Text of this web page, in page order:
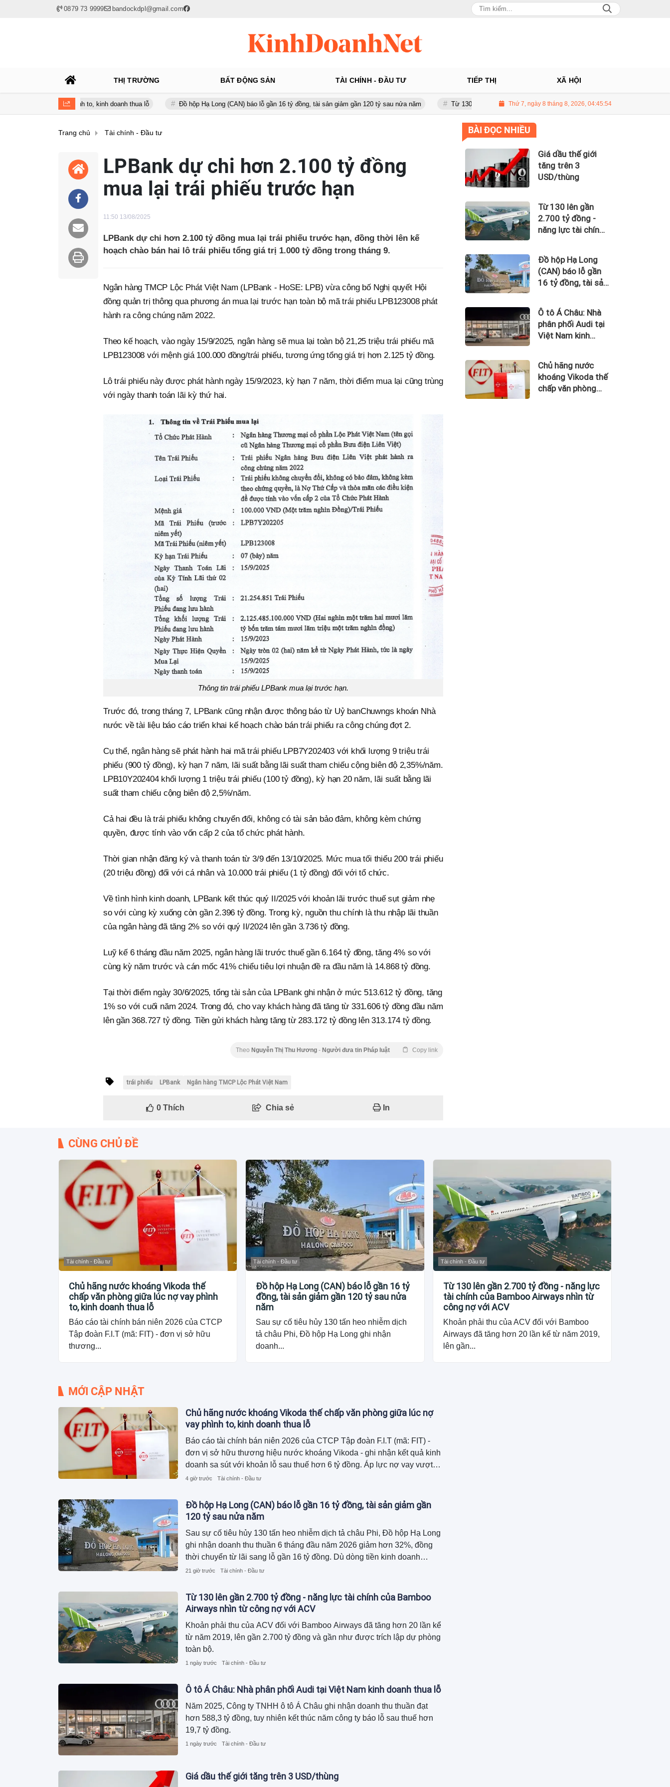
0879 73 9999 bandockdpl@gmail.com
THỊ TRƯỜNG BẤT ĐỘNG SẢN TÀI CHÍNH - ĐẦU TƯ TIẾP THỊ XÃ HỘI
nợ vay phình to, kinh doanh thua lỗ Đồ hộp Hạ Long (CAN) báo lỗ gần 16 tỷ đồng, tài sản giảm gần 120 tỷ sau nửa năm Từ 130 lên gần 2.700 tỷ đồng - năng lực tài chính của Bamboo Airways nhìn từ công nợ
Thứ 7, ngày 8 tháng 8, 2026, 04:45:55
Trang chủ Tài chính - Đầu tư
LPBank dự chi hơn 2.100 tỷ đồng
mua lại trái phiếu trước hạn
11:50 13/08/2025
LPBank dự chi hơn 2.100 tỷ đồng mua lại trái phiếu trước hạn, đồng thời lên kế
hoạch chào bán hai lô trái phiếu tổng giá trị 1.000 tỷ đồng trong tháng 9.
Ngân hàng TMCP Lộc Phát Việt Nam (LPBank - HoSE: LPB) vừa công bố Nghị quyết Hội
đồng quản trị thông qua phương án mua lại trước hạn toàn bộ mã trái phiếu LPB123008 phát
hành ra công chúng năm 2022.
Theo kế hoạch, vào ngày 15/9/2025, ngân hàng sẽ mua lại toàn bộ 21,25 triệu trái phiếu mã
LPB123008 với mệnh giá 100.000 đồng/trái phiếu, tương ứng tổng giá trị hơn 2.125 tỷ đồng.
Lô trái phiếu này được phát hành ngày 15/9/2023, kỳ hạn 7 năm, thời điểm mua lại cũng trùng
với ngày thanh toán lãi kỳ thứ hai.
Thông tin trái phiếu LPBank mua lại trước hạn.
Trước đó, trong tháng 7, LPBank cũng nhận được thông báo từ Uỷ banChuwngs khoán Nhà
nước về tài liệu báo cáo triển khai kế hoạch chào bán trái phiếu ra công chúng đợt 2.
Cụ thể, ngân hàng sẽ phát hành hai mã trái phiếu LPB7Y202403 với khối lượng 9 triệu trái
phiếu (900 tỷ đồng), kỳ hạn 7 năm, lãi suất bằng lãi suất tham chiếu cộng biên độ 2,35%/năm.
LPB10Y202404 khối lượng 1 triệu trái phiếu (100 tỷ đồng), kỳ hạn 20 năm, lãi suất bằng lãi
suất tham chiếu cộng biên độ 2,5%/năm.
Cả hai đều là trái phiếu không chuyển đổi, không có tài sản bảo đảm, không kèm chứng
quyền, được tính vào vốn cấp 2 của tổ chức phát hành.
Thời gian nhận đăng ký và thanh toán từ 3/9 đến 13/10/2025. Mức mua tối thiểu 200 trái phiếu
(20 triệu đồng) đối với cá nhân và 10.000 trái phiếu (1 tỷ đồng) đối với tổ chức.
Về tình hình kinh doanh, LPBank kết thúc quý II/2025 với khoản lãi trước thuế sụt giảm nhẹ
so với cùng kỳ xuống còn gần 2.396 tỷ đồng. Trong kỳ, nguồn thu chính là thu nhập lãi thuần
của ngân hàng đã tăng 2% so với quý II/2024 lên gần 3.736 tỷ đồng.
Luỹ kế 6 tháng đầu năm 2025, ngân hàng lãi trước thuế gần 6.164 tỷ đồng, tăng 4% so với
cùng kỳ năm trước và cán mốc 41% chiểu tiêu lợi nhuận đề ra đầu năm là 14.868 tỷ đồng.
Tại thời điểm ngày 30/6/2025, tổng tài sản của LPBank ghi nhận ở mức 513.612 tỷ đồng, tăng
1% so với cuối năm 2024. Trong đó, cho vay khách hàng đã tăng từ 331.606 tỷ đồng đầu năm
lên gần 368.727 tỷ đồng. Tiền gửi khách hàng tăng từ 283.172 tỷ đồng lên 313.174 tỷ đồng.
Theo Nguyễn Thị Thu Hương - Người đưa tin Pháp luật Copy link
trái phiếu LPBank Ngân hàng TMCP Lộc Phát Việt Nam
0Thích Chia sẻ In
BÀI ĐỌC NHIỀU
Giá dầu thế giới
tăng trên 3
USD/thùng
Từ 130 lên gần
2.700 tỷ đồng -
năng lực tài chính
Airways nhìn từ
công nợ với ACV
Đồ hộp Hạ Long
(CAN) báo lỗ gần
16 tỷ đồng, tài sản
sau nửa năm
Ô tô Á Châu: Nhà
phân phối Audi tại
Việt Nam kinh
Chủ hãng nước
khoáng Vikoda thế
chấp văn phòng
CÙNG CHỦ ĐỀ
Tài chính - Đầu tư
Chủ hãng nước khoáng Vikoda thế
chấp văn phòng giữa lúc nợ vay phình
to, kinh doanh thua lỗ
Báo cáo tài chính bán niên 2026 của CTCP
Tập đoàn F.I.T (mã: FIT) - đơn vị sở hữu
thương...
Tài chính - Đầu tư
Đồ hộp Hạ Long (CAN) báo lỗ gần 16 tỷ
đồng, tài sản giảm gần 120 tỷ sau nửa
năm
Sau sự cố tiêu hủy 130 tấn heo nhiễm dịch
tả châu Phi, Đồ hộp Hạ Long ghi nhận
doanh...
Tài chính - Đầu tư
Từ 130 lên gần 2.700 tỷ đồng - năng lực
tài chính của Bamboo Airways nhìn từ
công nợ với ACV
Khoản phải thu của ACV đối với Bamboo
Airways đã tăng hơn 20 lần kể từ năm 2019,
lên gần...
MỚI CẬP NHẬT
Chủ hãng nước khoáng Vikoda thế chấp văn phòng giữa lúc nợ
vay phình to, kinh doanh thua lỗ
Báo cáo tài chính bán niên 2026 của CTCP Tập đoàn F.I.T (mã: FIT) -
đơn vị sở hữu thương hiệu nước khoáng Vikoda - ghi nhận kết quả kinh
doanh sa sút với khoản lỗ sau thuế hơn 6 tỷ đồng. Áp lực nợ vay vượt
2.600 tỷ đồng cùng dòng tiền kinh doanh âm nặng buộc doanh nghiệp
khoản vay của công ty con.
4 giờ trước Tài chính - Đầu tư
Đồ hộp Hạ Long (CAN) báo lỗ gần 16 tỷ đồng, tài sản giảm gần
120 tỷ sau nửa năm
Sau sự cố tiêu hủy 130 tấn heo nhiễm dịch tả châu Phi, Đồ hộp Hạ Long
ghi nhận doanh thu thuần 6 tháng đầu năm 2026 giảm hơn 32%, đồng
thời chuyển từ lãi sang lỗ gần 16 tỷ đồng. Dù dòng tiền kinh doanh
dương, nguồn tiền chủ yếu đến từ thu hồi công nợ và giảm hàng tồn kho,
21 giờ trước Tài chính - Đầu tư
Từ 130 lên gần 2.700 tỷ đồng - năng lực tài chính của Bamboo
Airways nhìn từ công nợ với ACV
Khoản phải thu của ACV đối với Bamboo Airways đã tăng hơn 20 lần kể
từ năm 2019, lên gần 2.700 tỷ đồng và gần như được trích lập dự phòng
toàn bộ.
1 ngày trước Tài chính - Đầu tư
Ô tô Á Châu: Nhà phân phối Audi tại Việt Nam kinh doanh thua lỗ
Năm 2025, Công ty TNHH ô tô Á Châu ghi nhận doanh thu thuần đạt
hơn 588,3 tỷ đồng, tuy nhiên kết thúc năm công ty báo lỗ sau thuế hơn
19,7 tỷ đồng.
1 ngày trước Tài chính - Đầu tư
Giá dầu thế giới tăng trên 3 USD/thùng